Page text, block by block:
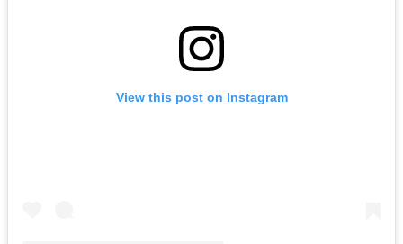
View this post on Instagram